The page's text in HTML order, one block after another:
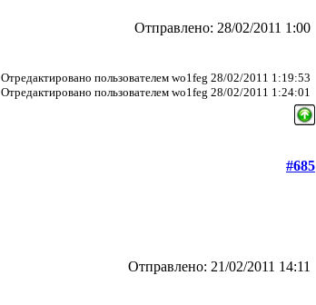
Отправлено: 28/02/2011 1:00
Отредактировано пользователем wo1feg 28/02/2011 1:19:53
Отредактировано пользователем wo1feg 28/02/2011 1:24:01
#685
Отправлено: 21/02/2011 14:11